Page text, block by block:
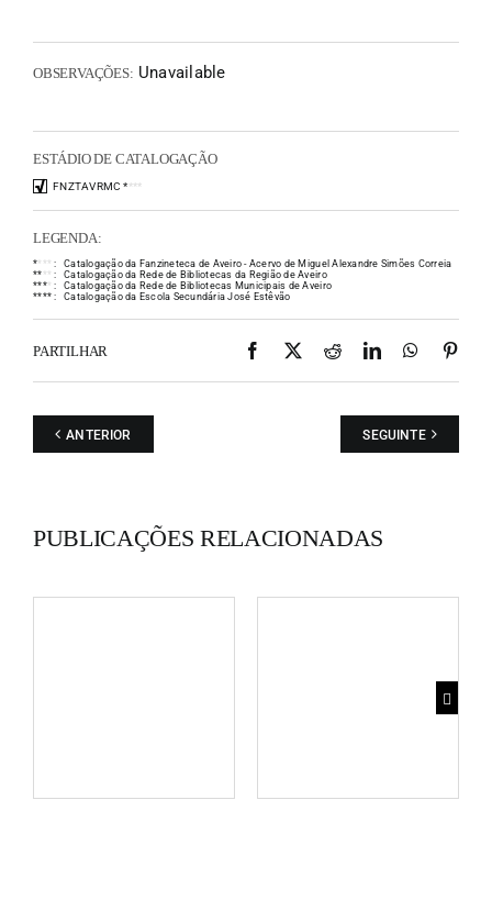
OBSERVAÇÕES: Unavailable
ESTÁDIO DE CATALOGAÇÃO
FNZTAVRMC ****
LEGENDA:
** * * :
Catalogação da Fanzineteca de Aveiro - Acervo de Miguel Alexandre Simões Correia
** * * :
Catalogação da Rede de Bibliotecas da Região de Aveiro
**** :
Catalogação da Rede de Bibliotecas Municipais de Aveiro
**** : Catalogação da Escola Secundária José Estêvão
PARTILHAR Facebook
X RedditLinkedIn
ANTERIOR SEGUINTE
PUBLICAÇÕES RELACIONADAS